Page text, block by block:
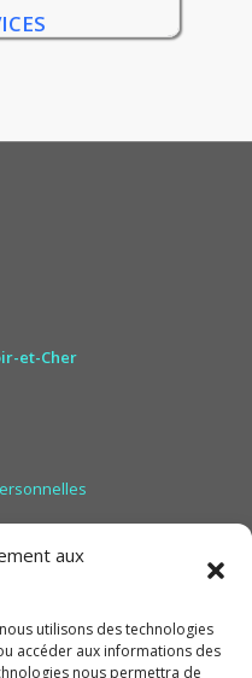
et-Cher
aux
utilisons des technologies
accéder aux informations des
nous permettra de